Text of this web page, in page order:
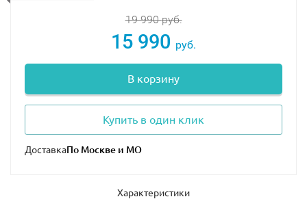
19 990руб.
15 990 руб.
В корзину
Купить в один клик
Доставка
Характеристики